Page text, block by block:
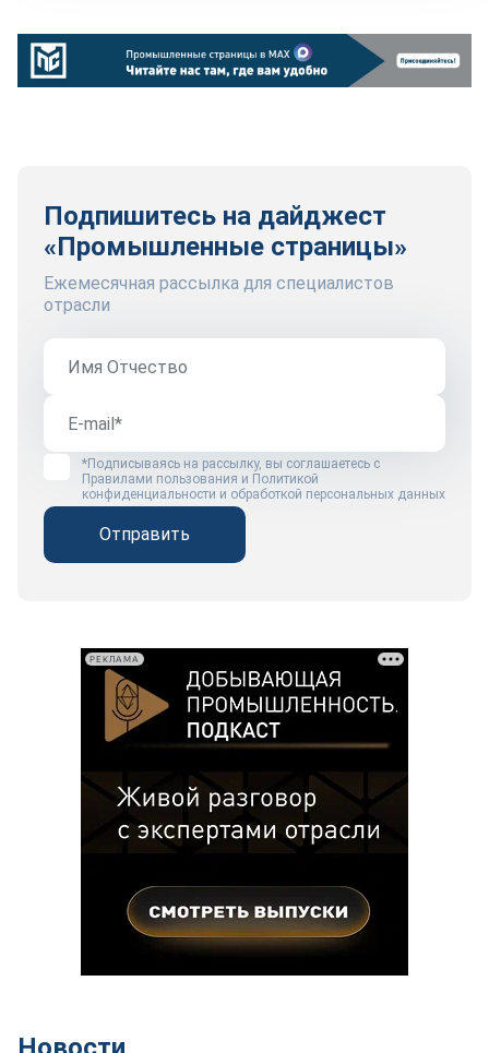
Подпишитесь на дайджест
«Промышленные страницы»
Ежемесячная рассылка для специалистов
отрасли
*Подписываясь на рассылку, вы соглашаетесь с
Правилами пользования и Политикой
конфиденциальности и обработкой персональных данных
Отправить
РЕКЛАМА